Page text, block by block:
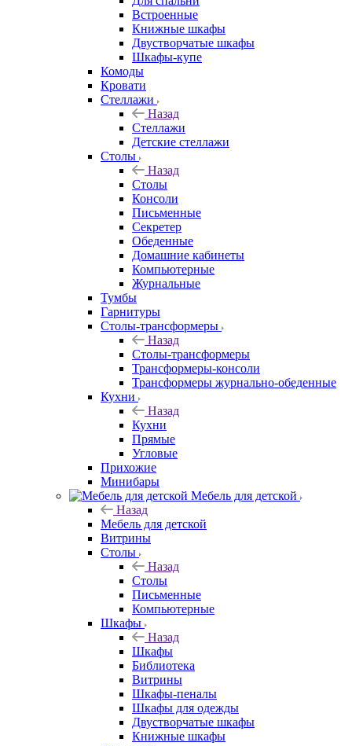
Встроенные
Книжные шкафы
Двустворчатые шкафы
Шкафы-купе
Комоды
Кровати
Стеллажи
Назад
Стеллажи
Детские стеллажи
Столы
Назад
Столы
Консоли
Письменные
Секретер
Обеденные
Домашние кабинеты
Компьютерные
Журнальные
Тумбы
Гарнитуры
Столы-трансформеры
Назад
Столы-трансформеры
Трансформеры-консоли
Трансформеры журнально-обеденные
Кухни
Назад
Кухни
Прямые
Угловые
Прихожие
Минибары
Мебель для детской
Назад
Мебель для детской
Витрины
Столы
Назад
Столы
Письменные
Компьютерные
Шкафы
Назад
Шкафы
Библиотека
Витрины
Шкафы-пеналы
Шкафы для одежды
Двустворчатые шкафы
Книжные шкафы